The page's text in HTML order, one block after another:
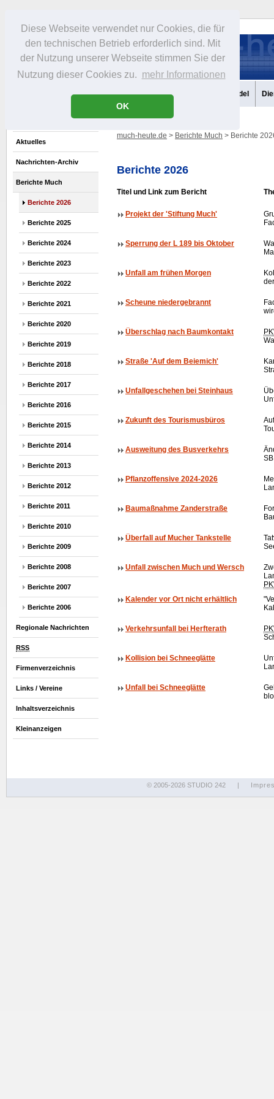
Diese Webseite verwendet nur Cookies, die für
den technischen Betrieb erforderlich sind. Mit
der Nutzung unserer Webseite stimmen Sie der
Nutzung dieser Cookies zu. mehr Informationen
OK
Portrait Infos Freizeit Gastronomie Handel
Aktuelles
Nachrichten-Archiv
Berichte Much
Berichte 2026
Berichte 2025
Berichte 2024
Berichte 2023
Berichte 2022
Berichte 2021
Berichte 2020
Berichte 2019
Berichte 2018
Berichte 2017
Berichte 2016
Berichte 2015
Berichte 2014
Berichte 2013
Berichte 2012
Berichte 2011
Berichte 2010
Berichte 2009
Berichte 2008
Berichte 2007
Berichte 2006
Regionale Nachrichten
RSS
Firmenverzeichnis
Links / Vereine
Inhaltsverzeichnis
Kleinanzeigen
much-heute.de > Berichte Much > Berichte
Berichte 2026
Titel und Link zum Bericht
Projekt der 'Stiftung Much'
Sperrung der L 189 bis Oktober
Unfall am frühen Morgen
Scheune niedergebrannt
Überschlag nach Baumkontakt
Straße 'Auf dem Beiemich'
Unfallgeschehen bei Steinhaus
Zukunft des Tourismusbüros
Ausweitung des Busverkehrs
Pflanzoffensive 2024-2026
Baumaßnahme Zanderstraße
Überfall auf Mucher Tankstelle
Unfall zwischen Much und Wersch
Kalender vor Ort nicht erhältlich
Verkehrsunfall bei Herfterath
Kollision bei Schneeglätte
Unfall bei Schneeglätte
© 2005-2026 STUDIO 242 |